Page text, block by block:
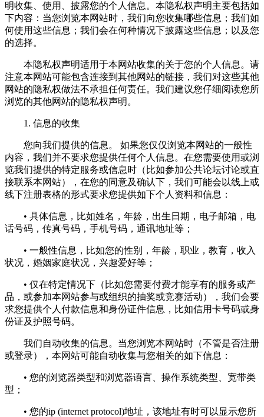
明收集、使用、披露您的个人信息。本隐私权声明主要包括如
下内容：当您浏览本网站时，我们向您收集哪些信息；我们如
何使用这些信息；我们会在何种情况下披露这些信息；以及您
的选择。
本隐私权声明适用于本网站收集的关于您的个人信息。请
注意本网站可能包含连接到其他网站的链接，我们对这些其他
网站的隐私权做法不承担任何责任。我们建议您仔细阅读您所
浏览的其他网站的隐私权声明。
1. 信息的收集
您向我们提供的信息。 如果您仅仅浏览本网站的一般性
内容，我们并不要求您提供任何个人信息。在您需要使用或浏
览我们提供的特定服务或信息时（比如参加公共论坛讨论或直
接联系本网站），在您的同意及确认下，我们可能会以线上或
线下注册表格的形式要求您提供如下个人资料和信息：
• 具体信息，比如姓名，年龄，出生日期，电子邮箱，电
话号码，传真号码，手机号码，通讯地址等；
• 一般性信息，比如您的性别，年龄，职业，教育，收入
状况，婚姻家庭状况，兴趣爱好等；
• 仅在特定情况下（比如您需要付费才能享有的服务或产
品，或参加本网站参与或组织的抽奖或竞赛活动），我们会要
求您提供个人付款信息和身份证件信息，比如信用卡号码或身
份证及护照号码。
我们自动收集的信息。当您浏览本网站时（不管是否注册
或登录），本网站可能自动收集与您相关的如下信息：
• 您的浏览器类型和浏览器语言、操作系统类型、宽带类
型；
• 您的ip (internet protocol)地址，该地址有时可以显示您所